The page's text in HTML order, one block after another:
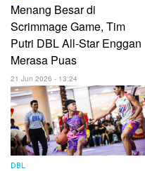
Menang Besar di
Scrimmage Game, Tim
Putri DBL All-Star Enggan
Merasa Puas
21 Jun 2026 - 13:24
DBL